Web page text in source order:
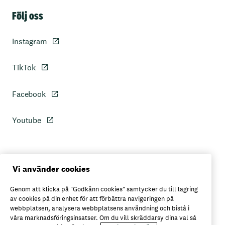
Följ oss
Instagram
TikTok
Facebook
Youtube
Personuppgiftspolicy
Axfoods integritetspolicy
Vi använder cookies
Genom att klicka på "Godkänn cookies" samtycker du till lagring
av cookies på din enhet för att förbättra navigeringen på
webbplatsen, analysera webbplatsens användning och bistå i
våra marknadsföringsinsatser. Om du vill skräddarsy dina val så